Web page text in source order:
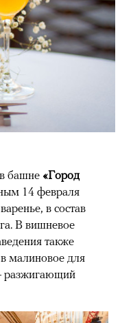
в башне «Город
14 февраля
в состав
В вишневое
также
малиновое для
разжигающий